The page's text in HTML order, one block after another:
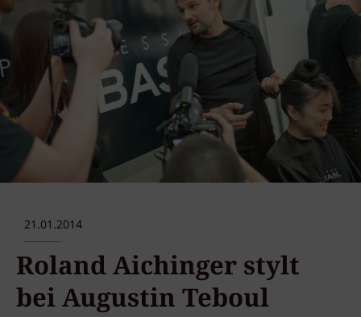
21.01.2014
Roland Aichinger stylt
bei Augustin Teboul